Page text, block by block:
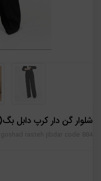
شلوار گن دار کرپ دابل